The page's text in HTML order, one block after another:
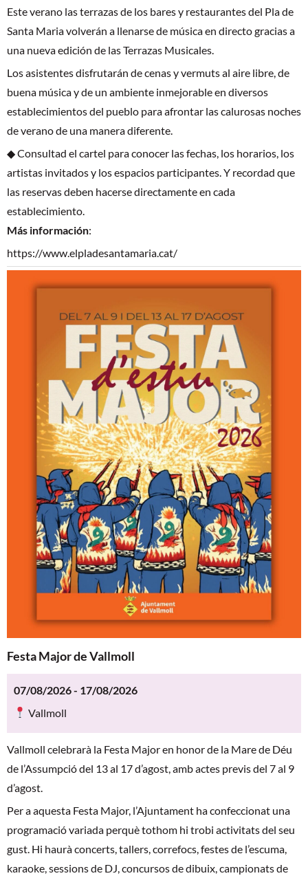
Este verano las terrazas de los bares y restaurantes del Pla de
Santa Maria volverán a llenarse de música en directo gracias a
una nueva edición de las Terrazas Musicales.
Los asistentes disfrutarán de cenas y vermuts al aire libre, de
buena música y de un ambiente inmejorable en diversos
establecimientos del pueblo para afrontar las calurosas noches
de verano de una manera diferente.
◆ Consultad el cartel para conocer las fechas, los horarios, los
artistas invitados y los espacios participantes. Y recordad que
las reservas deben hacerse directamente en cada
establecimiento.
Más información:
https://www.elpladesantamaria.cat/
Festa Major de Vallmoll
07/08/2026 - 17/08/2026
Vallmoll
Vallmoll celebrarà la Festa Major en honor de la Mare de Déu
de l’Assumpció del 13 al 17 d’agost, amb actes previs del 7 al 9
d’agost.
Per a aquesta Festa Major, l’Ajuntament ha confeccionat una
programació variada perquè tothom hi trobi activitats del seu
gust. Hi haurà concerts, tallers, correfocs, festes de l’escuma,
karaoke, sessions de DJ, concursos de dibuix, campionats de